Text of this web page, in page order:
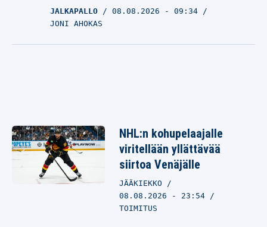
JALKAPALLO 08.08.2026 - 09:34
JONI AHOKAS
NHL:n kohupelaajalle
viritellään yllättävää
siirtoa Venäjälle
JÄÄKIEKKO
08.08.2026 - 23:54
TOIMITUS